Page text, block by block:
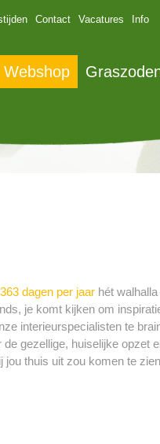
Contact Vacatures Info
363 dagen per jaar hét
je komt kijken om
interieurspecialisten te
gezellige, huiselijke opzet
thuis uit zou komen te